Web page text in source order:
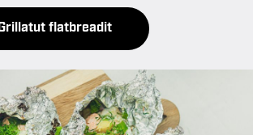
flatbreadit